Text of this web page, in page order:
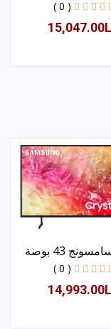
( 0 )
شاشة سامسونج 43 بوصة
( 0 )